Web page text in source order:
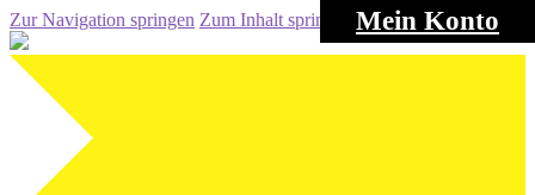
Mein Konto
Zur Navigation springen Zum Inhalt springen